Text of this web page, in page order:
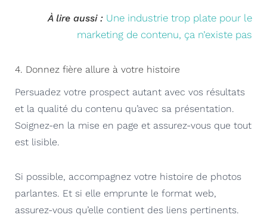
À lire aussi : Une industrie trop plate pour le
marketing de contenu, ça n’existe pas
4. Donnez fière allure à votre histoire
Persuadez votre prospect autant avec vos résultats
et la qualité du contenu qu’avec sa présentation.
Soignez-en la mise en page et assurez-vous que tout
est lisible.
Si possible, accompagnez votre histoire de photos
parlantes. Et si elle emprunte le format web,
assurez-vous qu’elle contient des liens pertinents.